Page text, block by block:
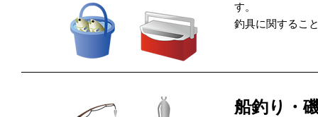
す。
釣具に関するこ
船釣り・